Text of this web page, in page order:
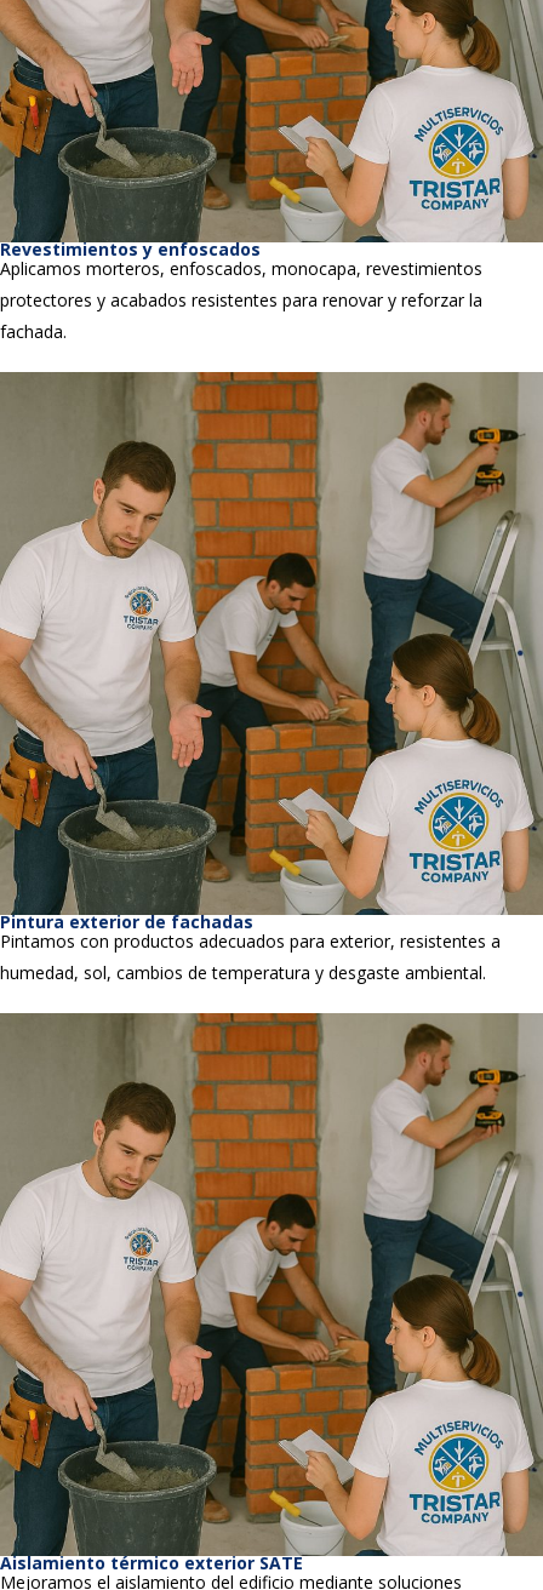
Revestimientos y enfoscados
Aplicamos morteros, enfoscados, monocapa, revestimientos
protectores y acabados resistentes para renovar y reforzar la
fachada.
Pintura exterior de fachadas
Pintamos con productos adecuados para exterior, resistentes a
humedad, sol, cambios de temperatura y desgaste ambiental.
Aislamiento térmico exterior SATE
Mejoramos el aislamiento del edificio mediante soluciones